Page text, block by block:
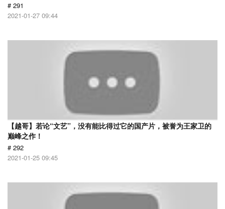
# 291
2021-01-27 09:44
【越哥】若论“文艺”，没有能比得过它的国产片，被誉为王家卫的
巅峰之作！
# 292
2021-01-25 09:45